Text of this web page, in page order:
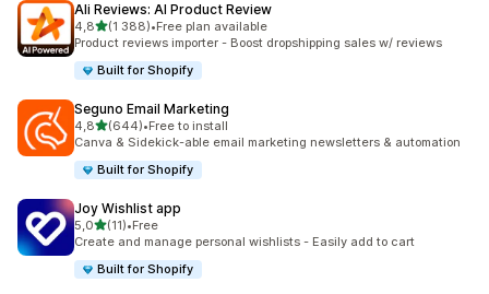
Ali Reviews: AI Product Review
4,8av 5 stjerner
(1 388)
Totalt 1388 omtaler
•Free plan available
Product reviews importer - Boost dropshipping sales w/ reviews
Built for Shopify
Seguno Email Marketing
4,8av 5 stjerner
(644)
Totalt 644 omtaler
•Free to install
Canva & Sidekick-able email marketing newsletters & automation
Built for Shopify
Joy Wishlist app
5,0av 5 stjerner
(11)
Totalt 11 omtaler
•Free
Create and manage personal wishlists - Easily add to cart
Built for Shopify